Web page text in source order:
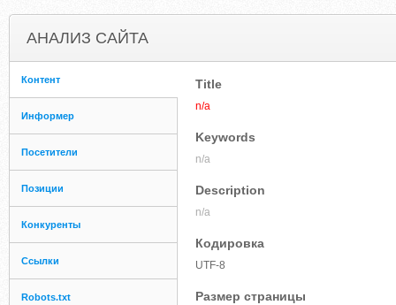
АНАЛИЗ САЙТА
Контент
Информер
Посетители
Позиции
Конкуренты
Ссылки
Robots.txt
Title
n/a
Keywords
n/a
Description
n/a
Кодировка
UTF-8
Размер страницы